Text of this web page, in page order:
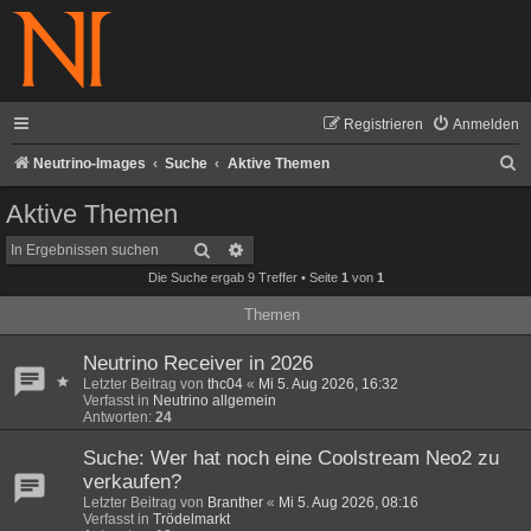
Anmelden
Registrieren
Neutrino-Images Suche Aktive Themen
Aktive Themen
Suche
Die Suche ergab 9 Treffer • Seite 1 von 1
Themen
Neutrino Receiver in 2026
Letzter Beitrag von thc04 « Mi 5. Aug 2026, 16:32
Verfasst in Neutrino allgemein
Antworten: 24
Suche: Wer hat noch eine Coolstream Neo2 zu
verkaufen?
Letzter Beitrag von Branther « Mi 5. Aug 2026, 08:16
Verfasst in Trödelmarkt